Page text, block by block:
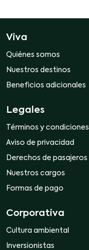
Viva
Quiénes somos
Nuestros destinos
Beneficios adicionales
Legales
Términos y condiciones
Aviso de privacidad
Derechos de pasajeros
Nuestros cargos
Formas de pago
Corporativa
Cultura ambiental
Inversionistas